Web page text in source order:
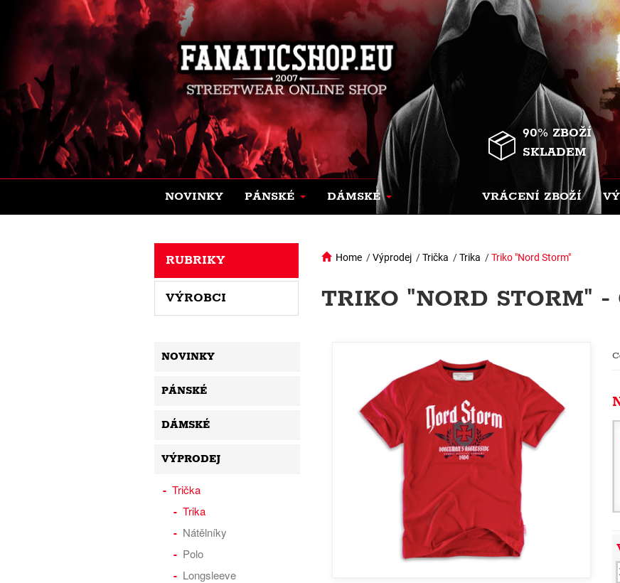
90% ZBOŽÍ
SKLADEM
NOVINKY PÁNSKÉ DÁMSKÉ VRÁCENÍ ZBOŽÍ
Home /Výprodej /Trička /Trika /Triko "Nord Storm"
TRIKO "NORD STORM" -
RUBRIKY
VÝROBCI
NOVINKY
PÁNSKÉ
DÁMSKÉ
VÝPRODEJ
Trička
Trika
Nátělníky
Polo
Longsleeve